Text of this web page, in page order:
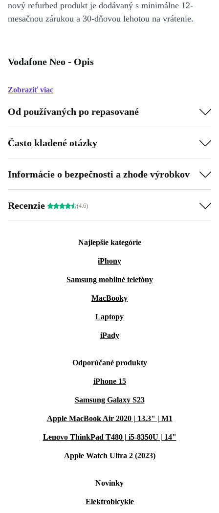
nový refurbed produkt je dodávaný s minimálne 12-
mesačnou zárukou a 30-dňovou lehotou na vrátenie.
Vodafone Neo - Opis
Zobraziť viac
Od používaných po repasované
Často kladené otázky
Informácie o bezpečnosti a zhode výrobkov
Recenzie (4.6)
Najlepšie kategórie
iPhony
Samsung mobilné telefóny
MacBooky
Laptopy
iPady
Odporúčané produkty
iPhone 15
Samsung Galaxy S23
Apple MacBook Air 2020 | 13.3" | M1
Lenovo ThinkPad T480 | i5-8350U | 14"
Apple Watch Ultra 2 (2023)
Novinky
Elektrobicykle